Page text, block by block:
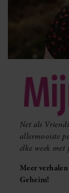
Net als
allermooiste
elke week met
Meer
Geheim!